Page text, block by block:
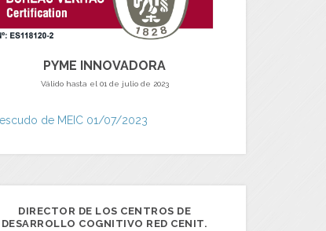
PYME INNOVADORA
Válido hasta el 01 de julio de 2023
DIRECTOR DE LOS CENTROS DE
DESARROLLO COGNITIVO RED CENIT.